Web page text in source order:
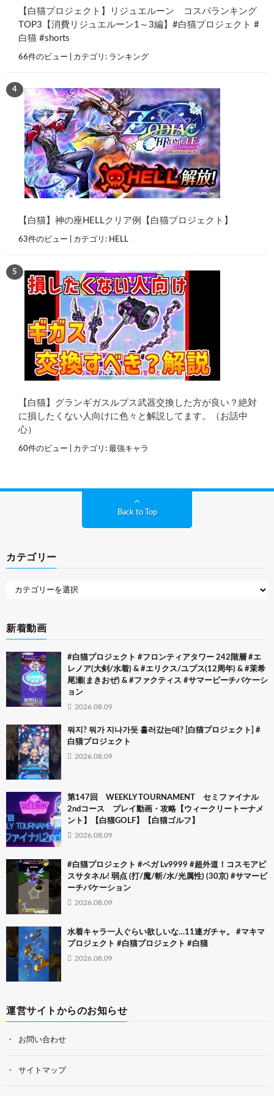
【白猫プロジェクト】リジュエルーン コスパランキング
TOP3【消費リジュエルーン1～3編】#白猫プロジェクト #
白猫 #shorts
66件のビュー カテゴリ: ランキング
【白猫】神の座HELLクリア例【白猫プロジェクト】
63件のビュー カテゴリ: HELL
【白猫】グランギガスルプス武器交換した方が良い？絶対
に損したくない人向けに色々と解説してます。（お話中
心）
60件のビュー カテゴリ: 最強キャラ
Back to Top
カテゴリー
新着動画
#白猫プロジェクト #フロンティアタワー 242階層 #エ
レノア(大剣/水着) & #エリクス/ユプス(12周年) & #茉希
尾瀬(まきおぜ) & #ファクティス #サマービーチバケーシ
ョン
2026.08.09
뭐지? 뭐가 지나가듯 흘러갔는데? [白猫プロジェクト] #
白猫プロジェクト
2026.08.09
第147回 WEEKLY TOURNAMENT セミファイナル
2ndコース プレイ動画・攻略【ウィークリートーナメ
ント】【白猫GOLF】【白猫ゴルフ】
2026.08.09
#白猫プロジェクト #ベガ Lv9999 #超外道！コスモアビ
スサタネル! 弱点 (打/魔/斬/水/光属性) (30京) #サマービ
ーチバケーション
2026.08.09
水着キャラ一人ぐらい欲しいな…11連ガチャ。 #マキマ
プロジェクト #白猫プロジェクト #白猫
2026.08.09
運営サイトからのお知らせ
お問い合わせ
サイトマップ